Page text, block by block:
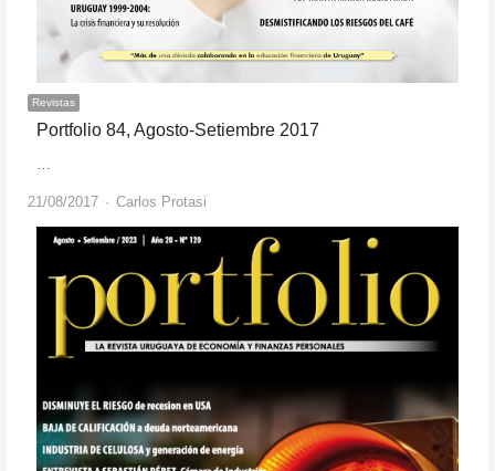
Revistas
Portfolio 84, Agosto-Setiembre 2017
…
21/08/2017 Author
Carlos Protasi